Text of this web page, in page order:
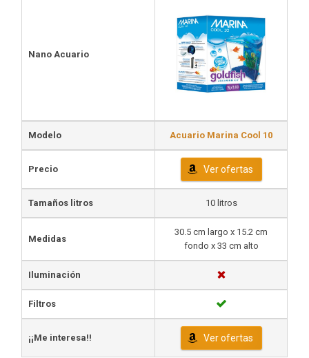
Nano Acuario
Modelo Acuario Marina Cool 10
Precio Ver ofertas
Tamaños litros 10 litros
Medidas
30.5 cm largo x 15.2 cm
fondo x 33 cm alto
Iluminación
Filtros
¡¡Me interesa!! Ver ofertas